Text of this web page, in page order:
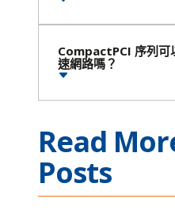
CompactPCI 序列可
速網路嗎？
Read
Posts